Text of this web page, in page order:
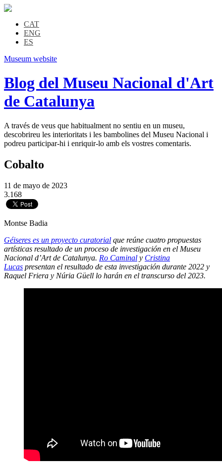
CAT
ENG
ES
Museum website
Blog del Museu Nacional d'Art
de Catalunya
A través de veus que habitualment no sentiu en un museu,
descobrireu les interioritats i les bambolines del Museu Nacional i
podreu participar-hi i enriquir-lo amb els vostres comentaris.
Cobalto
11 de mayo de 2023
3.168
Montse Badia
Géiseres es un proyecto curatorial que reúne cuatro propuestas
artísticas resultado de un proceso de investigación en el Museu
Nacional d’Art de Catalunya. Ro Caminal y Cristina
Lucas presentan el resultado de esta investigación durante 2022 y
Raquel Friera y Núria Güell lo harán en el transcurso del 2023.